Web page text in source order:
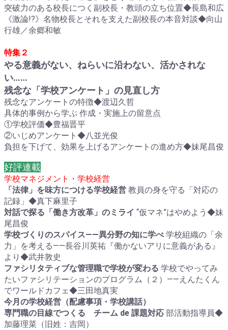
突破力のある校長につく副校長・教頭の立ち位置◆長島和広
《激論!?》名物校長とそれを支えた副校長の本音対談◆向山
行雄／余郷和敏
特集２
やる意義がない、ねらいに沿わない、活かされな
い……
残念な「学校アンケート」の見直し方
残念なアンケートの特徴◆渡辺久哲
具体的事例から学ぶ 作成・実施上の留意点
①学校評価◆豊福晋平
②いじめアンケート◆八並光俊
負担を下げて、効果を上げるアンケートの進め方◆妹尾昌俊
好評連載
学校マネジメント・学校経営
「法律」を味方につける学校経営 教員の身を守る「対応の
記録」◆真下麻里子
対話で探る「働き方改革」のミライ “仮マネ”はやめよう◆妹
尾昌俊
学校づくりのスパイス――異分野の知に学べ学校組織の「余
力」を考える――長谷川英祐『働かないアリに意義がある』
より◆武井敦史
ファシリタティブな管理職で学校が変わる 学校でやってみ
たいファシリテーションのプログラム（２）――えんたくん
でワールドカフェ◆三田地真実
今月の学校経営（配慮事項・学校講話）
専門職の目線でつくる チーム de 課題対応 部活動指導員◆
加藤理菜（旧姓：吉岡）